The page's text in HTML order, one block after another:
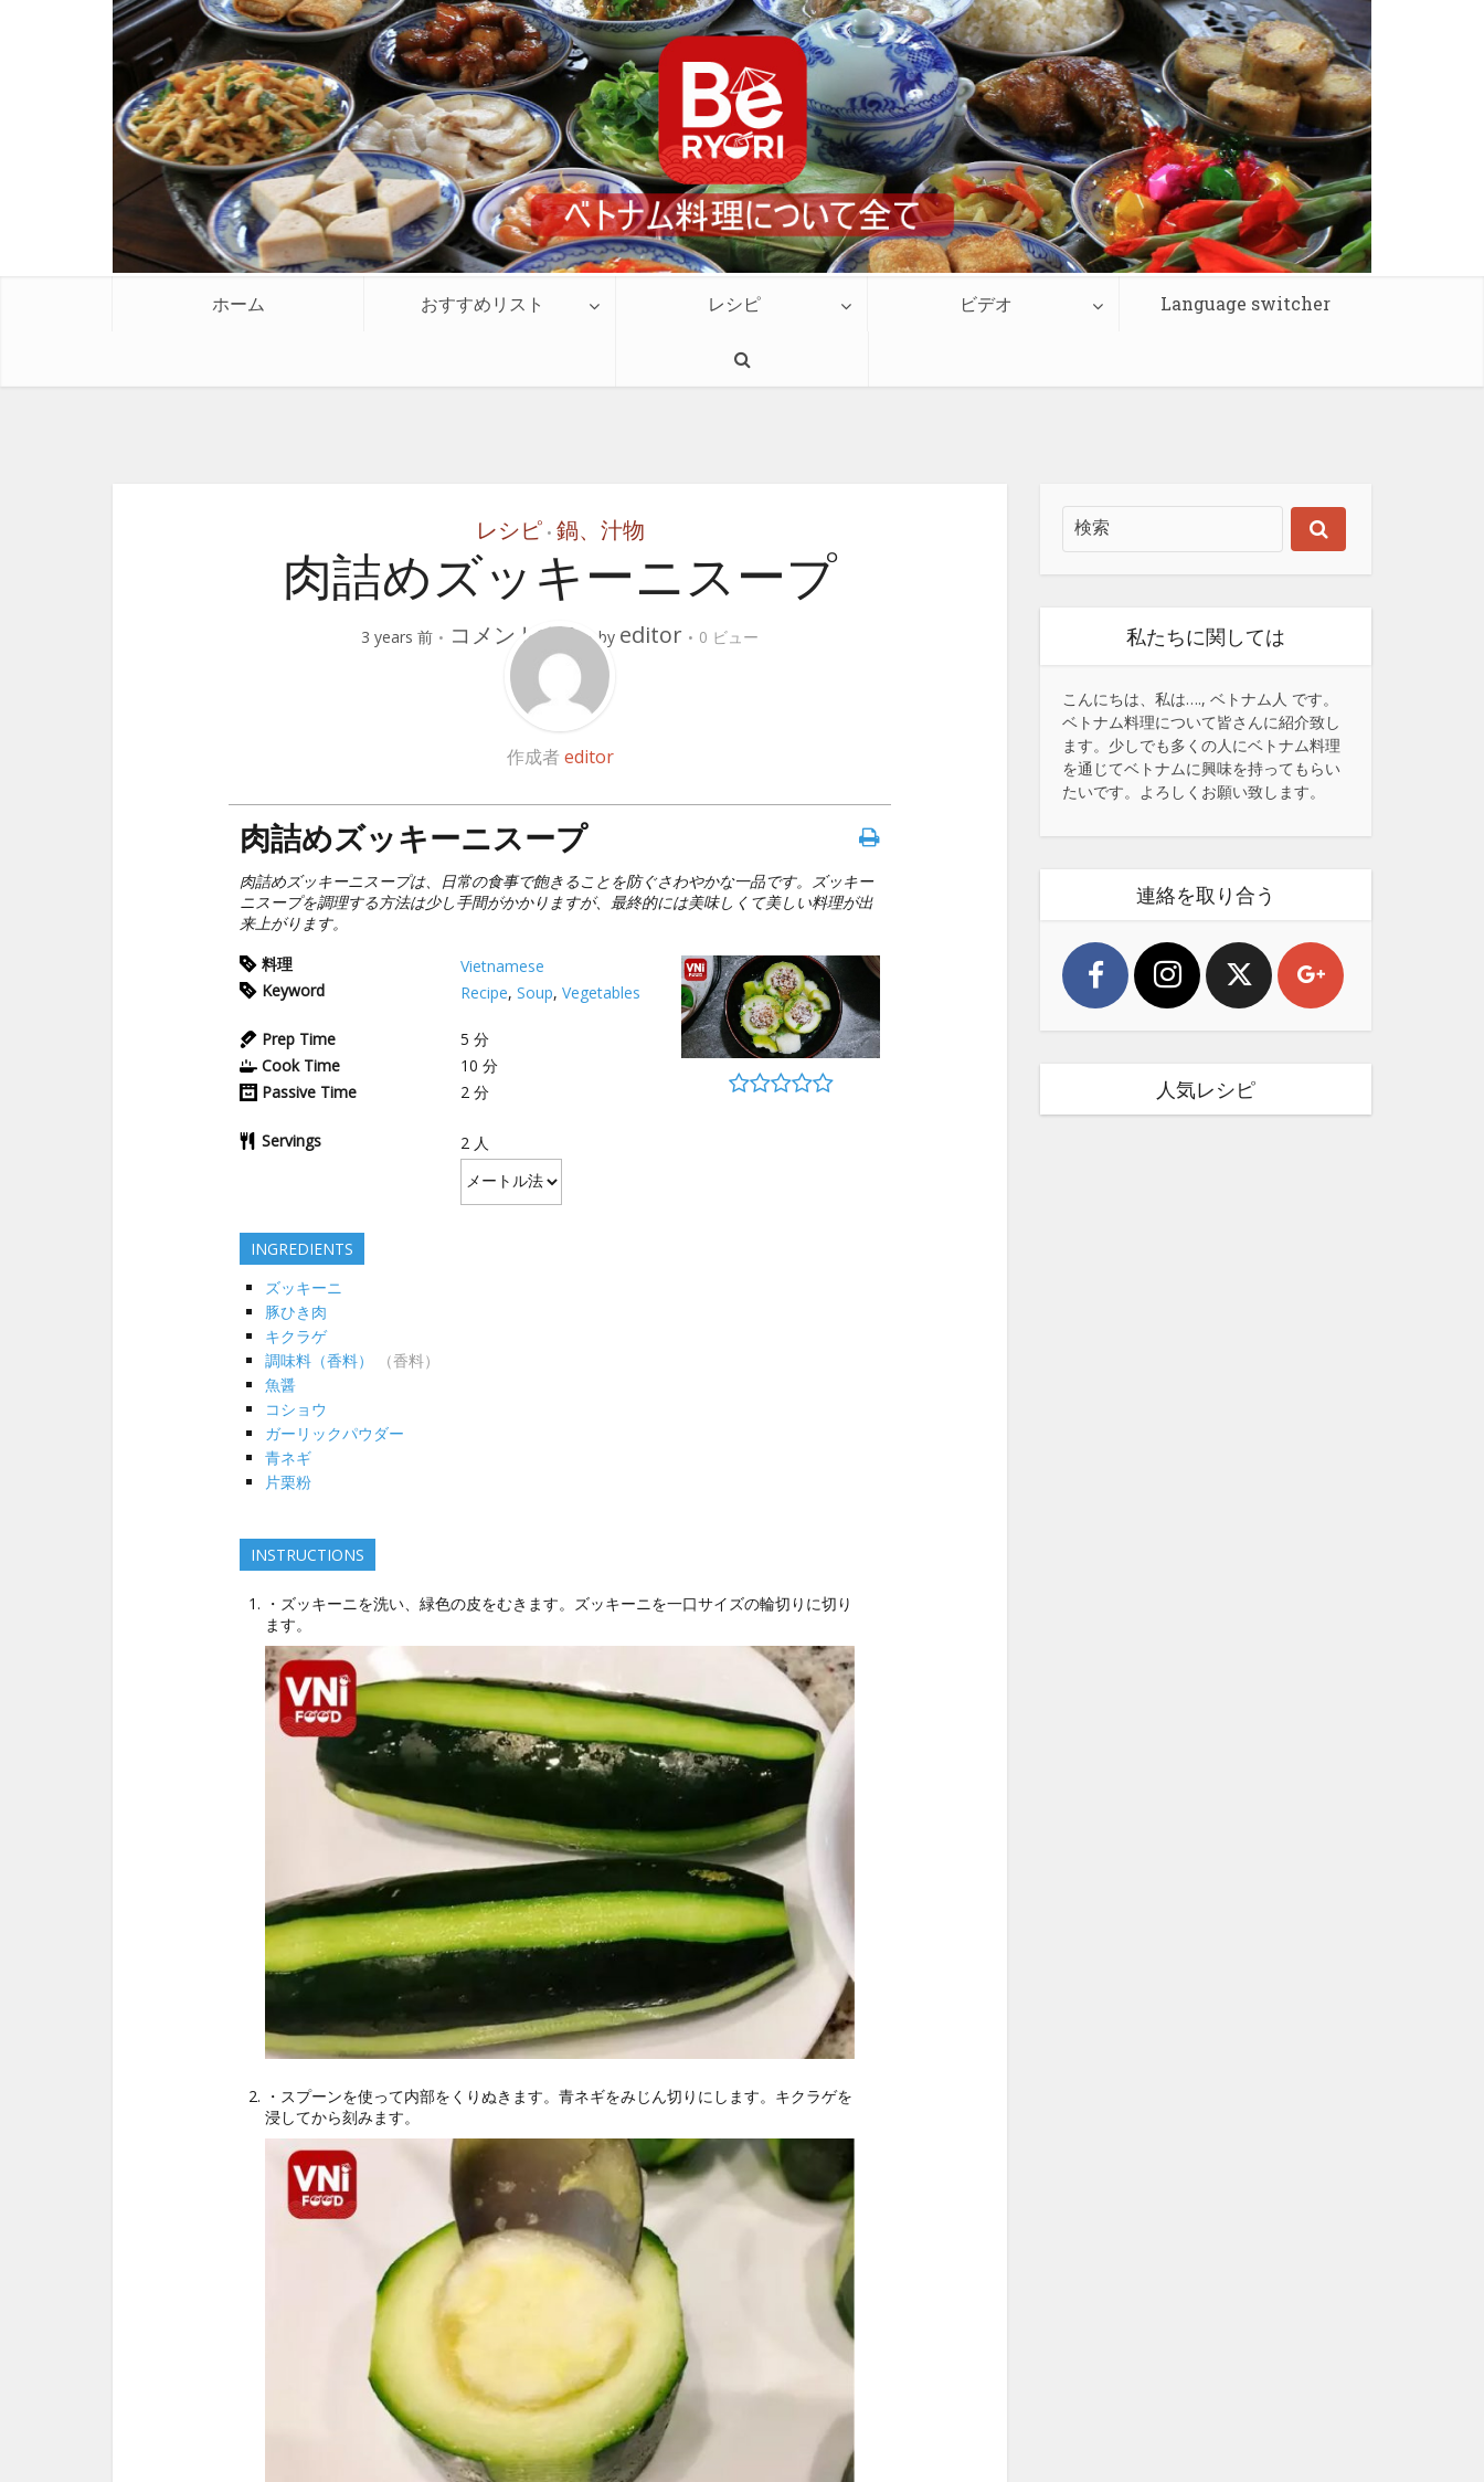
ホーム おすすめリスト レシピ ビデオ Language switcher
レシピ • 鍋、汁物
肉詰めズッキーニスープ
3 years 前 コメントする by editor 0 ビュー
作成者editor
肉詰めズッキーニスープ
肉詰めズッキーニスープは、日常の食事で飽きることを防ぐさわやかな一品です。ズッキー
ニスープを調理する方法は少し手間がかかりますが、最終的には美味しくて美しい料理が出
来上がります。
料理
Vietnamese
Keyword
Recipe, Soup, Vegetables
Prep Time 5 分
Cook Time
10 分
Passive Time
2 分
Servings 2 人
INGREDIENTS
ズッキーニ
豚ひき肉
キクラゲ
調味料（香料）
（香料）
魚醤
コショウ
ガーリックパウダー
青ネギ
片栗粉
INSTRUCTIONS
・ズッキーニを洗い、緑色の皮をむきます。ズッキーニを一口サイズの輪切りに切り
ます。
・スプーンを使って内部をくりぬきます。青ネギをみじん切りにします。キクラゲを
浸してから刻みます。
私たちに関しては
こんにちは、私は…., ベトナム人 です。
ベトナム料理について皆さんに紹介致し
ます。少しでも多くの人にベトナム料理
を通じてベトナムに興味を持ってもらい
たいです。よろしくお願い致します。
連絡を取り合う
人気レシピ